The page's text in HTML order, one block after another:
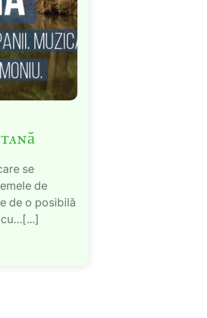
se
de
de o posibilă